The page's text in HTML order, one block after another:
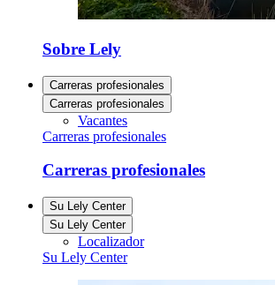
Sobre Lely
Carreras profesionales
Carreras profesionales
Vacantes
Carreras profesionales
Carreras profesionales
Su Lely Center
Su Lely Center
Localizador
Su Lely Center